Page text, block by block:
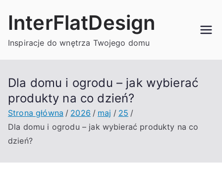
InterFlatDesign
Inspiracje do wnętrza Twojego domu
Dla domu i ogrodu – jak wybierać
produkty na co dzień?
Strona główna 2026 maj
25
Dla domu i ogrodu – jak wybierać produkty na co
dzień?